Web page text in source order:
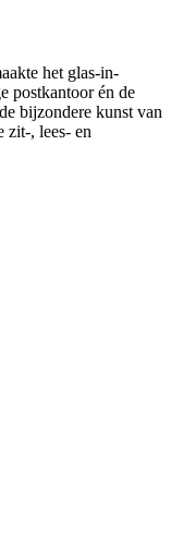
het glas-in-
postkantoor én de
bijzondere kunst van
zit-, lees- en